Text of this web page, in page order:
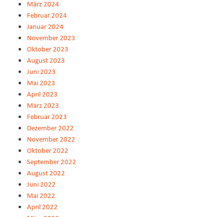
März 2024
Februar 2024
Januar 2024
November 2023
Oktober 2023
August 2023
Juni 2023
Mai 2023
April 2023
März 2023
Februar 2023
Dezember 2022
November 2022
Oktober 2022
September 2022
August 2022
Juni 2022
Mai 2022
April 2022